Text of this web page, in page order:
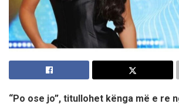
“Po ose jo”, titullohet kënga më e re